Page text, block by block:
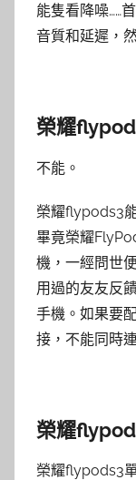
能隻看降噪……
音質和延遲，
榮耀
不能。
榮耀flypods3
畢竟榮耀
機，一經問世
用過的友友反
手機。如果要
接，不能同時
榮耀
榮耀flypods3